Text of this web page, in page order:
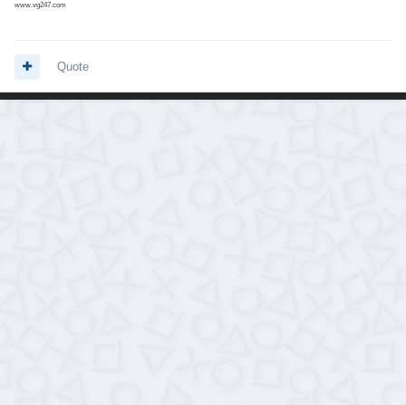
www.vg247.com
Quote